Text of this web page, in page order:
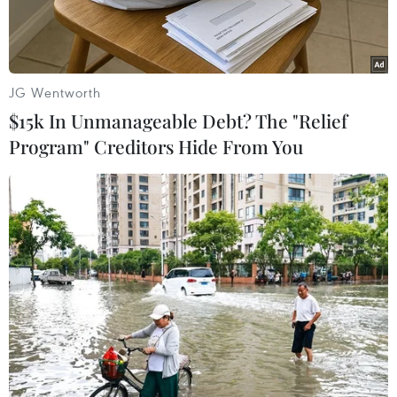
Thị trưởng thành phố Ankara Melih Gokcek
Theo hãng tin Reuters, ngày 19/12, Thị trưởng
thành phố Ankara Melih Gokcek cho rằng vụ
tấn công Đại sứ Nga Andrey Karlov nhằm hủy
hoại quan hệ giữa Thổ Nhĩ Kỳ và Nga.
Hiện an ninh xung quang Đại sứ quán Nga tại
thủ đô Ankara đã được tăng cường sau vụ tấn
JG Wentworth
$15k In Unmanageable Debt? The "Relief
Program" Creditors Hide From You